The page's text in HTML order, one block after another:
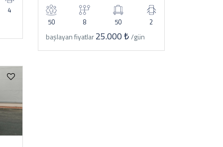
4
50 8 50 2
başlayan fiyatlar25.000 ₺/gün